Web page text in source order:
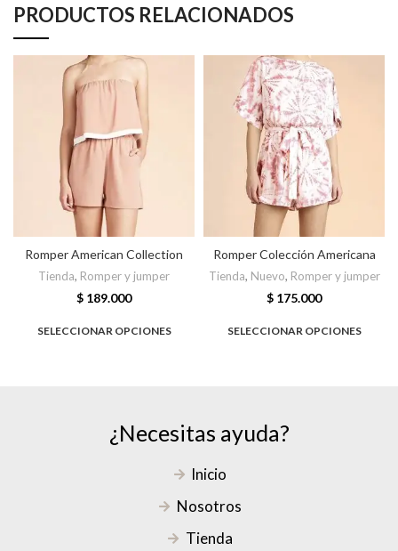
PRODUCTOS RELACIONADOS
Romper American Collection
Tienda, Romper y jumper
$ 189.000
SELECCIONAR OPCIONES
Romper Colección Americana
Tienda, Nuevo, Romper y jumper
$ 175.000
SELECCIONAR OPCIONES
¿Necesitas ayuda?
Inicio
Nosotros
Tienda